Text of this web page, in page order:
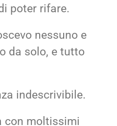
poter rifare.
nessuno e
da solo, e tutto
indescrivibile.
con moltissimi